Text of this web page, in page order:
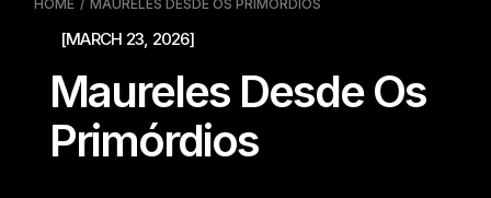
HOME MAURELES DESDE OS PRIMÓRDIOS
[MARCH 23, 2026]
Maureles Desde Os
Primórdios